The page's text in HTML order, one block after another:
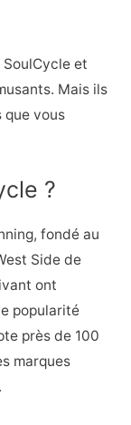
et
Mais ils
que vous
?
fondé au
Side de
ont
popularité
près de 100
marques